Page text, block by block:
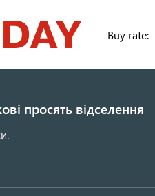
Buy rate:
просять відселення